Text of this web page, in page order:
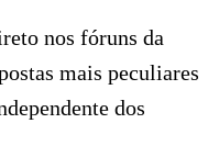
nos fóruns da
mais peculiares
dos